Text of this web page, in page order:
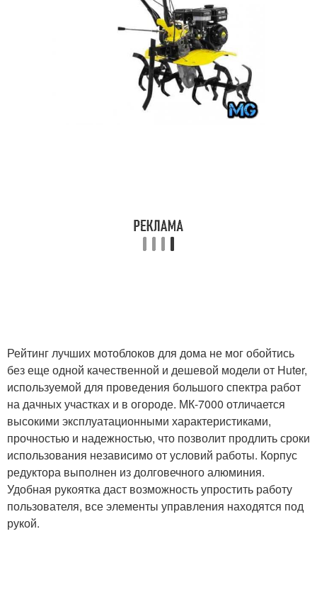
Рейтинг лучших мотоблоков для дома не мог обойтись
без еще одной качественной и дешевой модели от Huter,
используемой для проведения большого спектра работ
на дачных участках и в огороде. МК-7000 отличается
высокими эксплуатационными характеристиками,
прочностью и надежностью, что позволит продлить сроки
использования независимо от условий работы. Корпус
редуктора выполнен из долговечного алюминия.
Удобная рукоятка даст возможность упростить работу
пользователя, все элементы управления находятся под
рукой.